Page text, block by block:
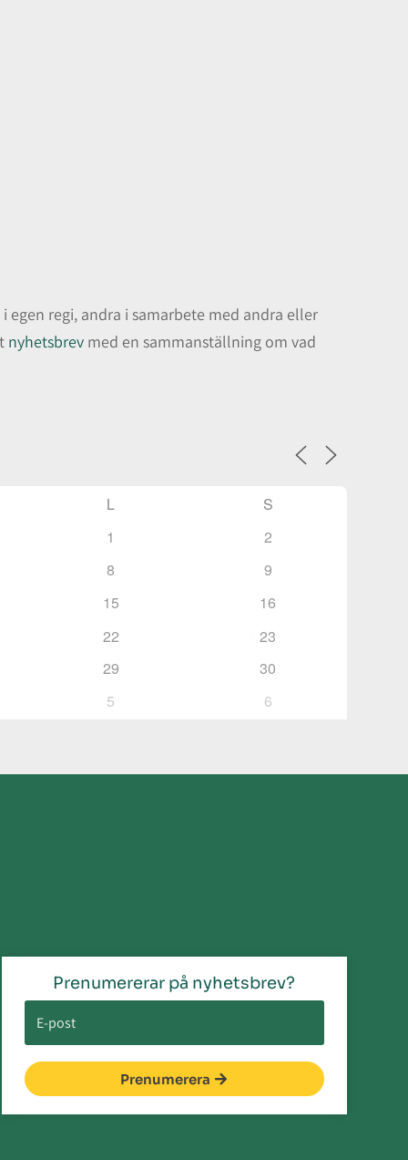
regi, andra i samarbete med andra eller
nyhetsbrev med en sammanställning om vad
L
S
1
2
8
9
15
16
22
23
29
30
5
6
Prenumererar på nyhetsbrev?
Prenumerera